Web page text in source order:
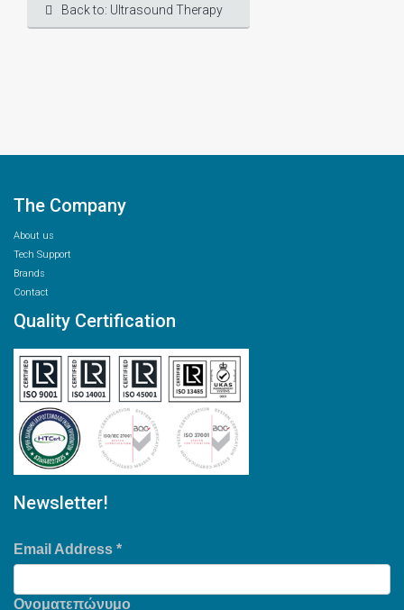
Back to: Ultrasound Therapy
The Company
About us
Tech Support
Brands
Contact
Quality Certification
Newsletter!
Email Address *
Ονοματεπώνυμο